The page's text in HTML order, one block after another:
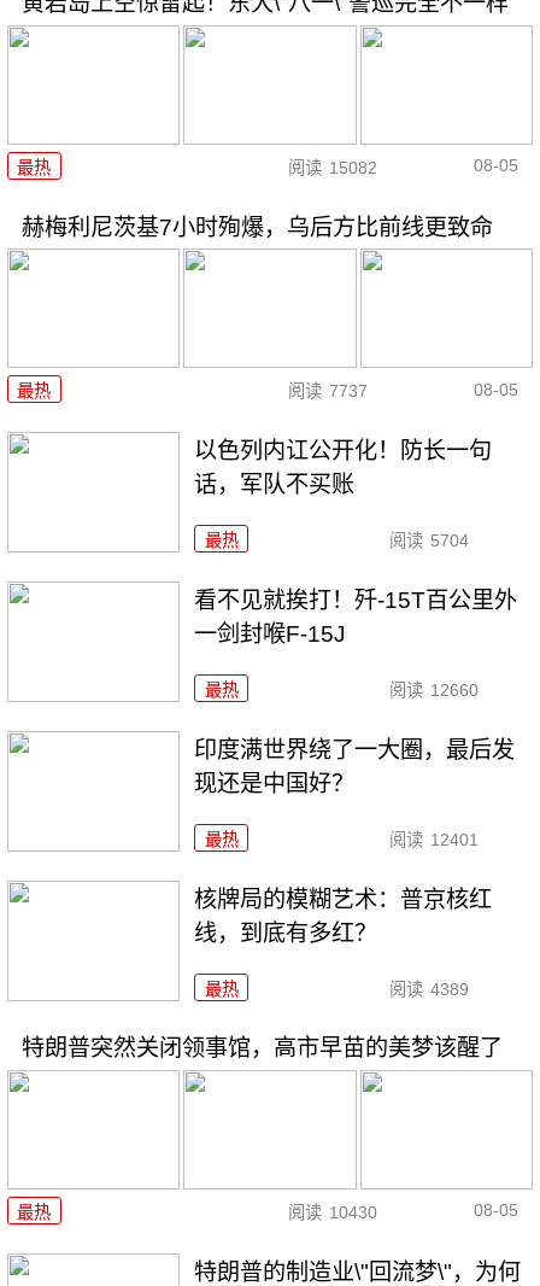
最热 阅读 15082 08-05
赫梅利尼茨基7小时殉爆，乌后方比前线更致命
最热 阅读 7737 08-05
以色列内讧公开化！防长一句
话，军队不买账
最热 阅读 5704
看不见就挨打！歼-15T百公里外
一剑封喉F-15J
最热 阅读 12660
印度满世界绕了一大圈，最后发
现还是中国好？
最热 阅读 12401
核牌局的模糊艺术：普京核红
线，到底有多红？
最热 阅读 4389
特朗普突然关闭领事馆，高市早苗的美梦该醒了
最热 阅读 10430 08-05
特朗普的制造业\"回流梦\"，为何